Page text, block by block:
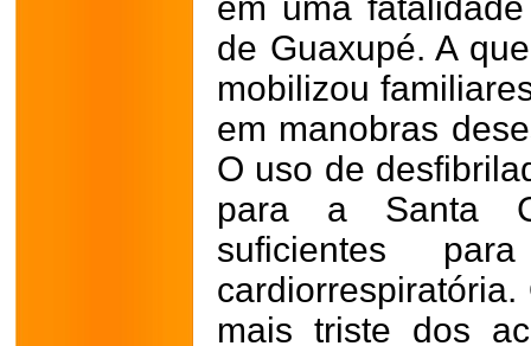
de Guaxupé. A
mobilizou
em manobras
O uso de
para a Santa
suficientes
mais triste dos